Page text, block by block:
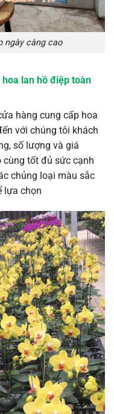
ngày càng cao
lan hồ điệp toàn
hàng cung cấp hoa
với chúng tôi khách
số lượng và giá
cùng tốt đủ sức cạnh
chủng loại màu sắc
lựa chọn